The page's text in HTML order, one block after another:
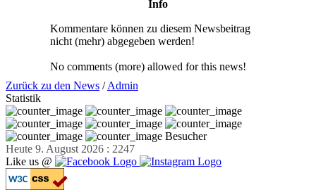
Info
Kommentare können zu diesem Newsbeitrag
nicht (mehr) abgegeben werden!
No comments (more) allowed for this news!
Zurück zu den News /Admin
Statistik
Besucher
Heute 9. August 2026 : 2247
Like us @